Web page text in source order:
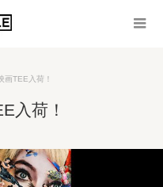
画TEE入荷！
入荷！